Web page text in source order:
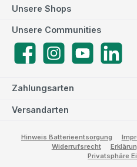
Zahlungsarten
Versandarten
Unsere Communities
FacebookInstagramYouTube
Unsere Shops
Hinweis Batterieentsorgung
Widerrufsrecht
Privatsphäre